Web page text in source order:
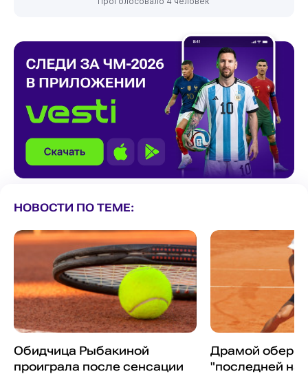
НОВОСТИ ПО ТЕМЕ:
Обидчица Рыбакиной
проиграла после сенсации
Драмой
"последней